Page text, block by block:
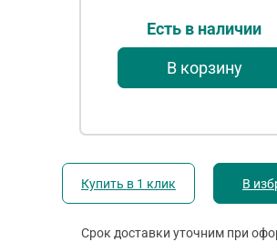
Есть в наличии
В корзину
Купить в 1 клик В
Срок доставки уточним при